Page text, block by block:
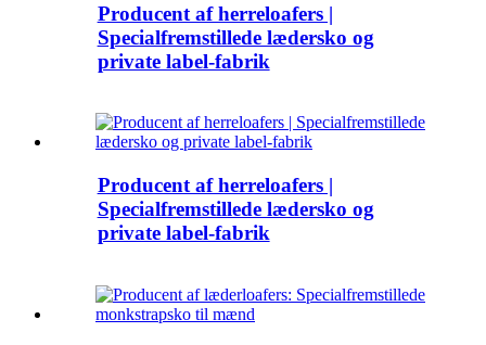
Producent af herreloafers |
Specialfremstillede lædersko og
private label-fabrik
Producent af herreloafers |
Specialfremstillede lædersko og
private label-fabrik